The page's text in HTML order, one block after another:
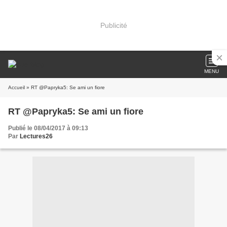
Publicité
MENU
Accueil » RT @Papryka5: Se ami un fiore
RT @Papryka5: Se ami un fiore
Publié le 08/04/2017 à 09:13
Par Lectures26